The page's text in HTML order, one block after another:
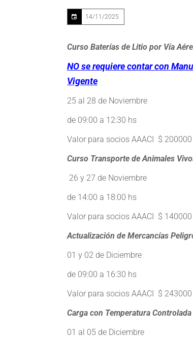
14/11/2025
Curso Baterías de Litio por Vía
NO se requiere contar con
Vigente
25 al 28 de Noviembre
de 09:00 a 12:30 hs
Valor para socios AAACI $
Curso Transporte de Animales
26 y 27 de Noviembre
de 14:00 a 18:00 hs
Valor para socios AAACI $
Actualización de Mercancías
01 y 02 de Diciembre
de 09:00 a 16:30 hs
Valor para socios AAACI $
Carga con Temperatura
01 al 05 de Diciembre